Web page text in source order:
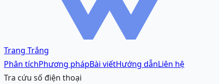
Trang Trắng
Phân tíchPhương phápBài viếtHướng dẫnLiên hệ
Tra cứu số điện thoại